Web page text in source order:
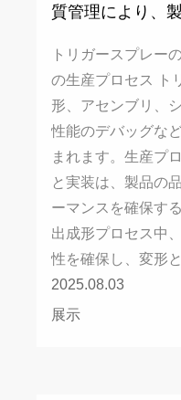
質管理により、
証されますか？
トリガースプレー
の生産プロセス ト
形、アセンブリ、
性能のデバッグな
まれます。生産プ
と実装は、製品の
ーマンスを確保す
出成形プロセス中
性を確保し、変形
2025.08.03
展示